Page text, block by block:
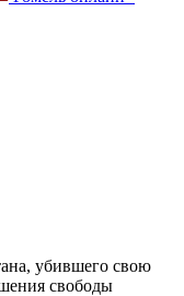
убившего свою
свободы